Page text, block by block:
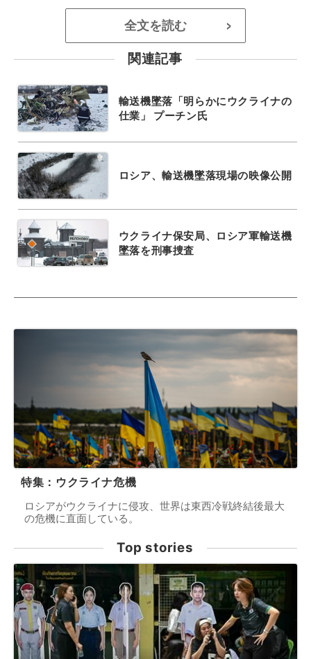
全文を読む >
関連記事
輸送機墜落「明らかにウクライナの
仕業」 プーチン氏
ロシア、輸送機墜落現場の映像公開
ウクライナ保安局、ロシア軍輸送機
墜落を刑事捜査
特集：ウクライナ危機
ロシアがウクライナに侵攻、世界は東西冷戦終結後最大
の危機に直面している。
Top stories